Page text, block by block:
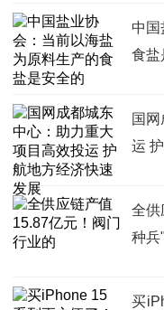
中国
食盐
国
运
全供
种兵
买